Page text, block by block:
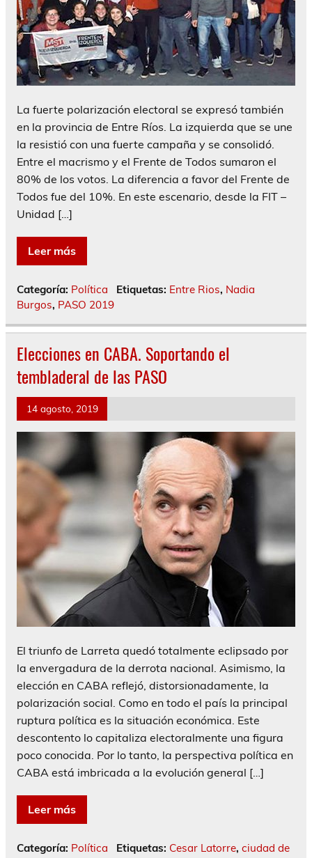
La fuerte polarización electoral se expresó también
en la provincia de Entre Ríos. La izquierda que se une
la resistió con una fuerte campaña y se consolidó.
Entre el macrismo y el Frente de Todos sumaron el
80% de los votos. La diferencia a favor del Frente de
Todos fue del 10%. En este escenario, desde la FIT –
Unidad […]
Leer más
Categoría: Política Etiquetas: Entre Rios, Nadia
Burgos, PASO 2019
Elecciones en CABA. Soportando el
tembladeral de las PASO
14 agosto, 2019
El triunfo de Larreta quedó totalmente eclipsado por
la envergadura de la derrota nacional. Asimismo, la
elección en CABA reflejó, distorsionadamente, la
polarización social. Como en todo el país la principal
ruptura política es la situación económica. Este
descontento lo capitaliza electoralmente una figura
poco conocida. Por lo tanto, la perspectiva política en
CABA está imbricada a la evolución general […]
Leer más
Categoría: Política Etiquetas: Cesar Latorre, ciudad de